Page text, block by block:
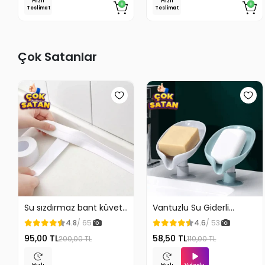
Teslimat
Teslimat
Çok Satanlar
Su sızdırmaz bant küvet
Tezgah tamir bandı
4.8/ 65
95,00 TL200,00 TL
Vantuzlu Su Giderli
Sabunluk Kaymaz
4.6/ 53
58,50 TL110,00 TL